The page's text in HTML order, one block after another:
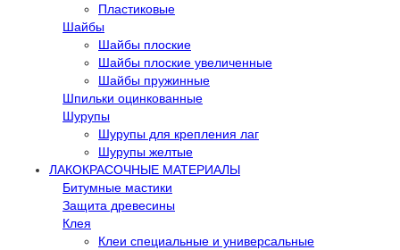
Пластиковые
Шайбы
Шайбы плоские
Шайбы плоские увеличенные
Шайбы пружинные
Шпильки оцинкованные
Шурупы
Шурупы для крепления лаг
Шурупы желтые
ЛАКОКРАСОЧНЫЕ МАТЕРИАЛЫ
Битумные мастики
Защита древесины
Клея
Клеи специальные и универсальные